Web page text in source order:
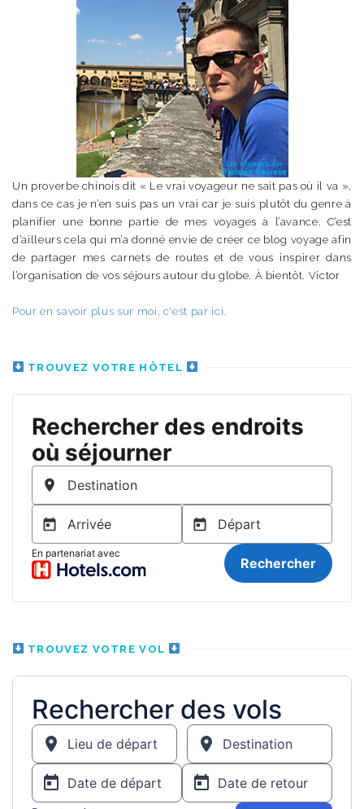
Un proverbe chinois dit « Le vrai voyageur ne sait pas où il va »,
dans ce cas je n’en suis pas un vrai car je suis plutôt du genre à
planifier une bonne partie de mes voyages à l’avance. C’est
d’ailleurs cela qui m’a donné envie de créer ce blog voyage afin
de partager mes carnets de routes et de vous inspirer dans
l’organisation de vos séjours autour du globe. À bientôt. Victor
Pour en savoir plus sur moi, c'est par ici.
TROUVEZ VOTRE HÔTEL
TROUVEZ VOTRE VOL